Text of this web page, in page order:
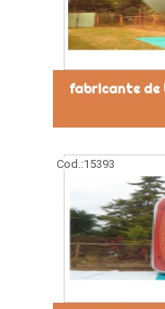
fabricante de
Cod.:15393